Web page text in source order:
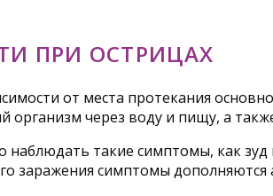
ПРИ ОСТРИЦАХ
от места протекания
организм через воду и пищу, а
наблюдать такие симптомы, как
заражения симптомы